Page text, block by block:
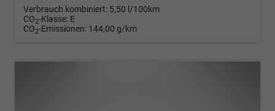
Verbrauch kombiniert: 5,50 l/100km
CO2-Klasse: E
CO2-Emissionen: 144,00 g/km